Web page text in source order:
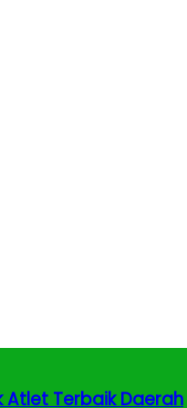
Atlet Terbaik Daerah